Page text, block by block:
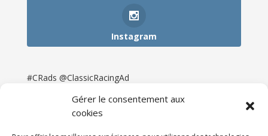
Gérer le consentement aux
cookies
Instagram
#CRads @ClassicRacingAd